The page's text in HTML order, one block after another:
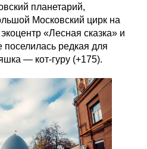
планетарий,
Московский цирк на
«Лесная сказка» и
поселилась редкая для
— кот-гуру (+175).